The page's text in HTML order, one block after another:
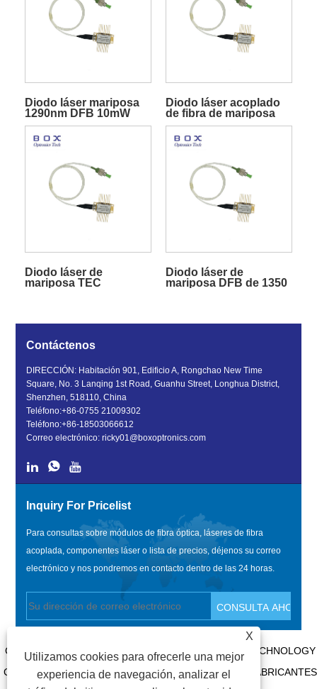
Diodo láser mariposa
1290nm DFB 10mW
Diodo láser acoplado
de fibra de mariposa
DFB de 1310nm
Diodo láser de
mariposa TEC
Diodo láser de
mariposa DFB de 1350
Contáctenos
DIRECCIÓN: Habitación 901, Edificio A, Rongchao New Time
Square, No. 3 Lanqing 1st Road, Guanhu Street, Longhua District,
Shenzhen, 518110, China
Teléfono:+86-0755 21009302
Teléfono:+86-18503066612
Correo electrónico:ricky01@boxoptronics.com
Inquiry For Pricelist
Para consultas sobre módulos de fibra óptica, láseres de fibra
acoplada, componentes láser o lista de precios, déjenos su correo
electrónico y nos pondremos en contacto dentro de las 24 horas.
COPYRIGHT @ 2020 SHENZHEN BOX OPTRONICS TECHNOLOGY
CO., LTD. - MÓDULOS DE FIBRA ÓPTICA DE CHINA, FABRICANTES
X
Utilizamos cookies para ofrecerle una mejor
experiencia de navegación, analizar el